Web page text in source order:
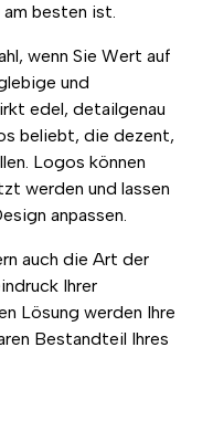
besten ist.
wenn Sie Wert auf
und
edel, detailgenau
beliebt, die dezent,
Logos können
werden und lassen
anpassen.
auch die Art der
Ihrer
Lösung werden Ihre
Bestandteil Ihres